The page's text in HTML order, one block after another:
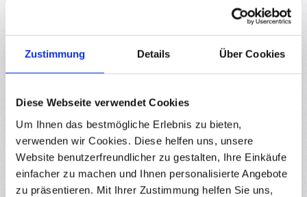
Zustimmung Details Über Cookies
Diese Webseite verwendet Cookies
Um Ihnen das bestmögliche Erlebnis zu bieten,
verwenden wir Cookies. Diese helfen uns, unsere
Website benutzerfreundlicher zu gestalten, Ihre Einkäufe
einfacher zu machen und Ihnen personalisierte Angebote
zu präsentieren. Mit Ihrer Zustimmung helfen Sie uns,
Beschreibung
Der DC Getriebemotor 1:90 mit 110RPM ist ein robuster und
vielseitiger Antrieb im Spannungsbereich von 3–6V. Durch
Eigenschaften
Downloads
Bewertungen